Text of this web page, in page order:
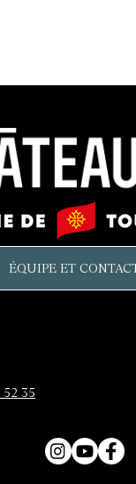
Mairie
de
ÉQUIPE ET
35
Instagram
YouTube